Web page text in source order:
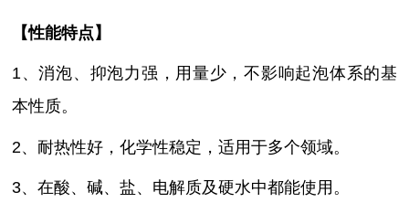
【性能特点】
1、消泡、抑泡力强，用量少，不影响起泡体系的基
本性质。
2、耐热性好，化学性稳定，适用于多个领域。
3、在酸、碱、盐、电解质及硬水中都能使用。